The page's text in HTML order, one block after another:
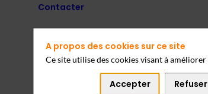
Contacter
A propos des cookies sur ce site
Ce site utilise des cookies visant à
Accepter Refuser